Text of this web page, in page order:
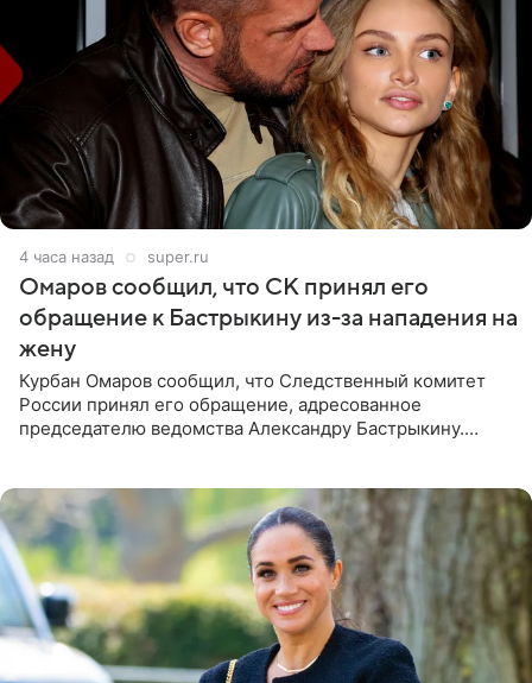
4 часа назад super.ru
Омаров сообщил, что СК принял его
обращение к Бастрыкину из-за нападения на
жену
Курбан Омаров сообщил, что Следственный комитет
России принял его обращение, адресованное
председателю ведомства Александру Бастрыкину.